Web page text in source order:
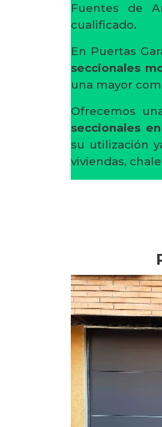
Fuentes de
cualificado.
En Puertas
seccionales
una mayor
Ofrecemos
seccionales
su utilización
viviendas,